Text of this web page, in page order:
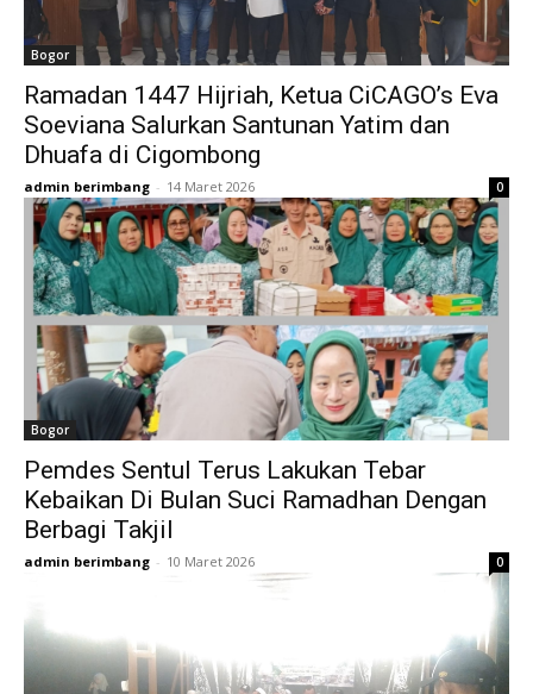
Bogor
Ramadan 1447 Hijriah, Ketua CiCAGO’s Eva
Soeviana Salurkan Santunan Yatim dan
Dhuafa di Cigombong
admin berimbang - 14 Maret 2026 0
Bogor
Pemdes Sentul Terus Lakukan Tebar
Kebaikan Di Bulan Suci Ramadhan Dengan
Berbagi Takjil
admin berimbang - 10 Maret 2026 0